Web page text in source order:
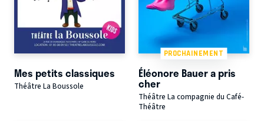
Mes petits classiques
Théâtre La Boussole
PROCHAINEMENT
Éléonore Bauer a pris
cher
Théâtre La compagnie du Café-
Théâtre